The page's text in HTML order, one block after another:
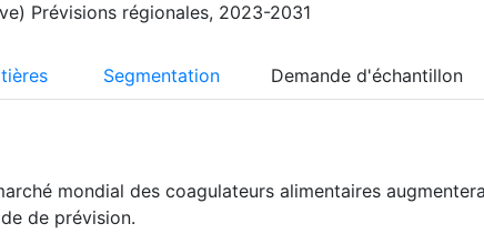
Prévisions régionales, 2023-2031
Segmentation Demande d'échantillon
mondial des coagulateurs alimentaires augmentera
de prévision.